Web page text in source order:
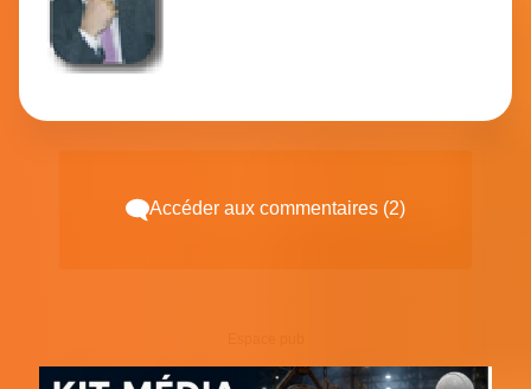
Accéder aux commentaires (2)